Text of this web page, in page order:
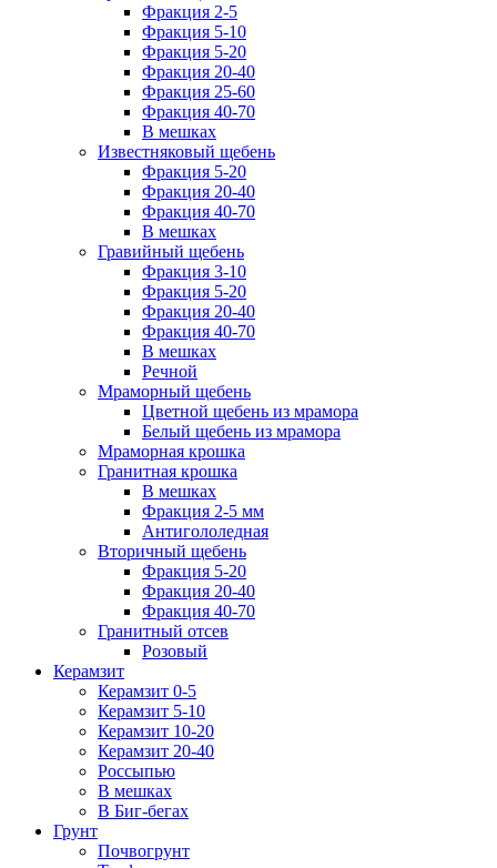
Фракция 2-5
Фракция 5-10
Фракция 5-20
Фракция 20-40
Фракция 25-60
Фракция 40-70
В мешках
Известняковый щебень
Фракция 5-20
Фракция 20-40
Фракция 40-70
В мешках
Гравийный щебень
Фракция 3-10
Фракция 5-20
Фракция 20-40
Фракция 40-70
В мешках
Речной
Мраморный щебень
Цветной щебень из мрамора
Белый щебень из мрамора
Мраморная крошка
Гранитная крошка
В мешках
Фракция 2-5 мм
Антигололедная
Вторичный щебень
Фракция 5-20
Фракция 20-40
Фракция 40-70
Гранитный отсев
Розовый
Керамзит
Керамзит 0-5
Керамзит 5-10
Керамзит 10-20
Керамзит 20-40
Россыпью
В мешках
В Биг-бегах
Грунт
Почвогрунт